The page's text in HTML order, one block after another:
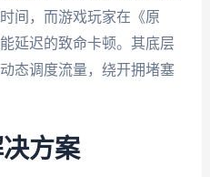
间，而游戏玩家在《原
延迟的致命卡顿。其底层
态调度流量，绕开拥堵塞
方案